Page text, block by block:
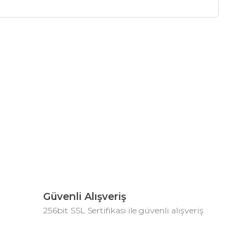
Güvenli Alışveriş
256bit SSL Sertifikası ile güvenli alışveriş